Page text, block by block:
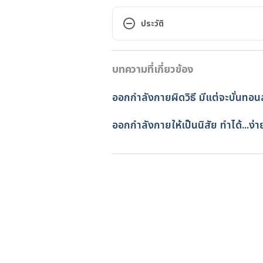
6 Gym Health Hazards.
risks-to-avoid-at-the-gym#1.
May 13 2019.
8 Gross Infections You Can
Them. https://
ประวัติ
เวอร์ชันปัจจุบัน
11/05/2020
Sopista Kongchon
ตรวจสอบความถูกต้องของข้อมูล
อัปเดตโดย: Pattarapong
บทความที่เกี่ยวข้อง
ออกกำลังกายผิดวิธี มีแต่จะบั่นทอ
ออกกำลังกายให้เป็นนิสัย ทำได้...ง่